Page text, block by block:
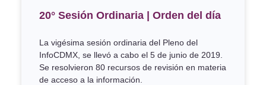
20° Sesión Ordinaria | Orden del día
La vigésima sesión ordinaria del Pleno del
InfoCDMX, se llevó a cabo el 5 de junio de 2019.
Se resolvieron 80 recursos de revisión en materia
de acceso a la información.